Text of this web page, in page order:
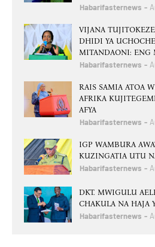
Habarifasternews
VIJANA
DHIDI YA
MITANDAONI: ENG
Habarifasternews
RAIS SAMIA ATOA
AFRIKA
AFYA
Habarifasternews
IGP WAMBURA
KUZINGATIA UTU
Habarifasternews
DKT. MWIGULU
CHAKULA NA HAJA
Habarifasternews